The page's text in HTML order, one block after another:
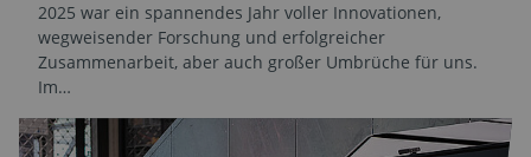
2025 war ein spannendes Jahr voller Innovationen,
wegweisender Forschung und erfolgreicher
Zusammenarbeit, aber auch großer Umbrüche für uns.
Im…